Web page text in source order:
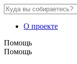
О проекте
Помощь
Помощь